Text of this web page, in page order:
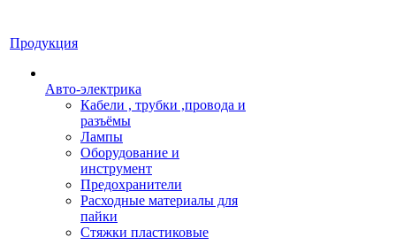
Продукция
Авто-электрика
Кабели , трубки ,провода и
разъёмы
Лампы
Оборудование и
инструмент
Предохранители
Расходные материалы для
пайки
Стяжки пластиковые